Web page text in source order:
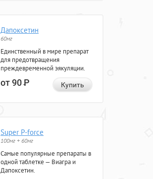
Дапоксетин
60мг
Единственный в мире препарат
для предотвращения
преждевременной эякуляции.
от 90Р Купить
Super P-force
100мг + 60мг
Самые популярные препараты в
одной таблетке — Виагра и
Дапоксетин.